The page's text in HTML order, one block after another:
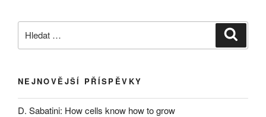
NEJNOVĚJŠÍ PŘÍSPĚVKY
D. Sabatini: How cells know how to grow